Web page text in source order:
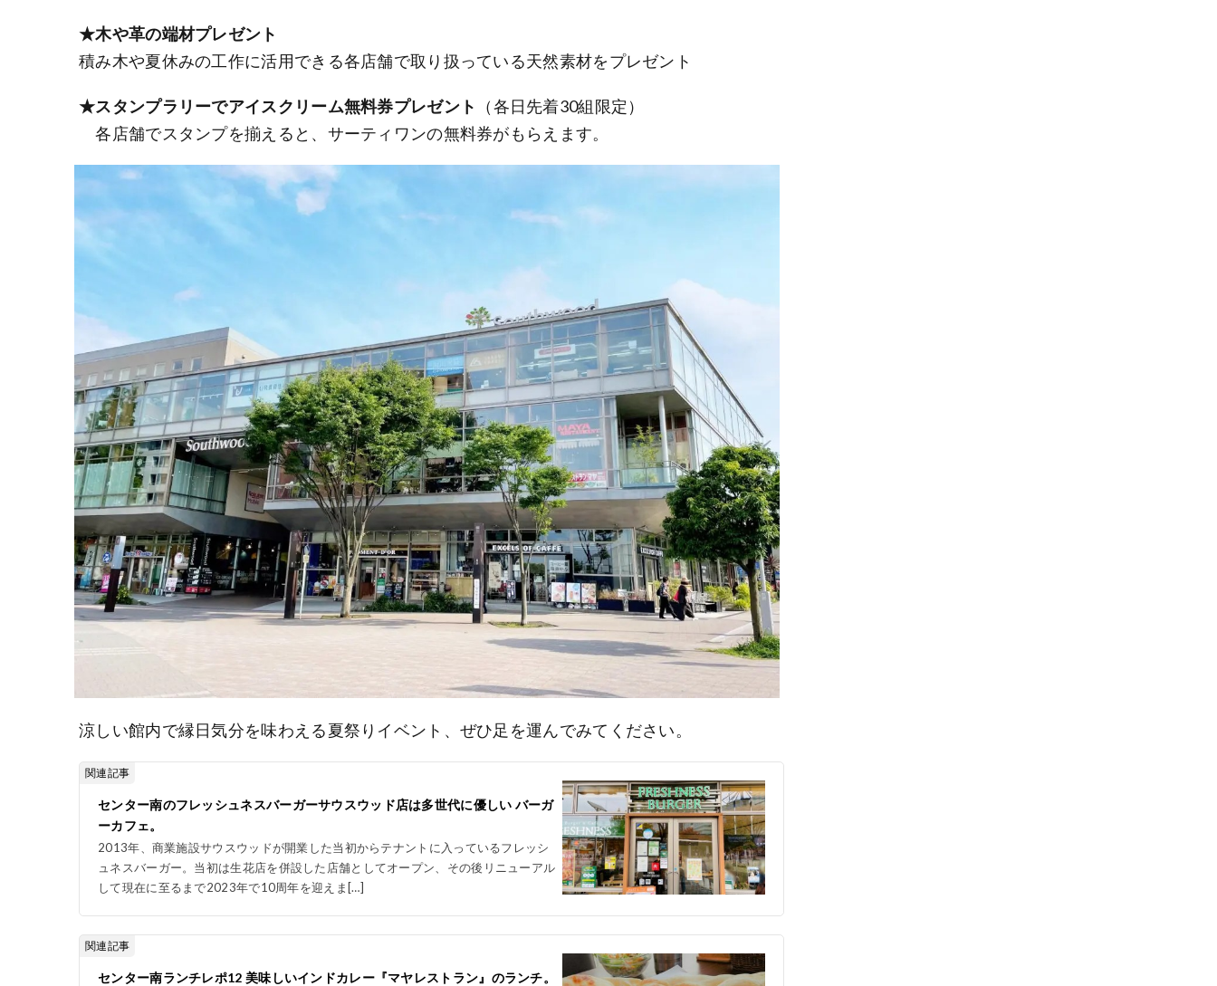
★木や革の端材プレゼント
積み木や夏休みの工作に活用できる各店舗で取り扱っている天然素材をプレゼント
★スタンプラリーでアイスクリーム無料券プレゼント
（各日先着30組限定）
各店舗でスタンプを揃えると、サーティワンの無料券がもらえます。
涼しい館内で縁日気分を味わえる夏祭りイベント、ぜひ足を運んでみてください。
関連記事
センター南のフレッシュネスバーガーサウスウッド店は多世代に優しい バーガ
ーカフェ。
2013年、商業施設サウスウッドが開業した当初からテナントに入っているフレッシ
ュネスバーガー。当初は生花店を併設した店舗としてオープン、その後リニューアル
して現在に至るまで2023年で10周年を迎えま[…]
関連記事
センター南ランチレポ12 美味しいインドカレー『マヤレストラン』のランチ。